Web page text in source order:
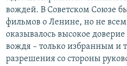
вождей. В Советском Союзе
фильмов о Ленине, но не
оказывалось высокое доверие
вождя – только избранным и
разрешения со стороны